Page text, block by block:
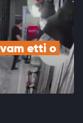
etti o